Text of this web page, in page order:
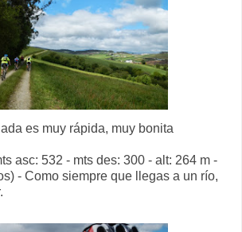
es muy rápida, muy bonita
asc: 532 - mts des: 300 - alt: 264 m -
- Como siempre que llegas a un río,